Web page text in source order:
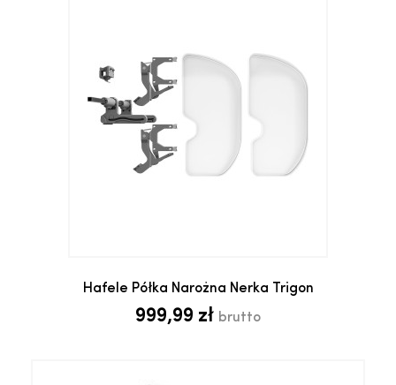
Hafele Półka Narożna Nerka Trigon
999,99 zł brutto